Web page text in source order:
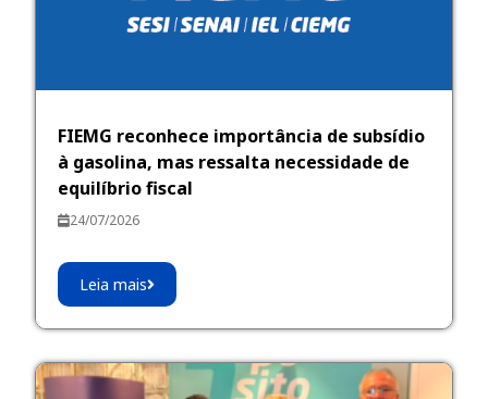
FIEMG reconhece importância de subsídio
à gasolina, mas ressalta necessidade de
equilíbrio fiscal
24/07/2026
Leia mais